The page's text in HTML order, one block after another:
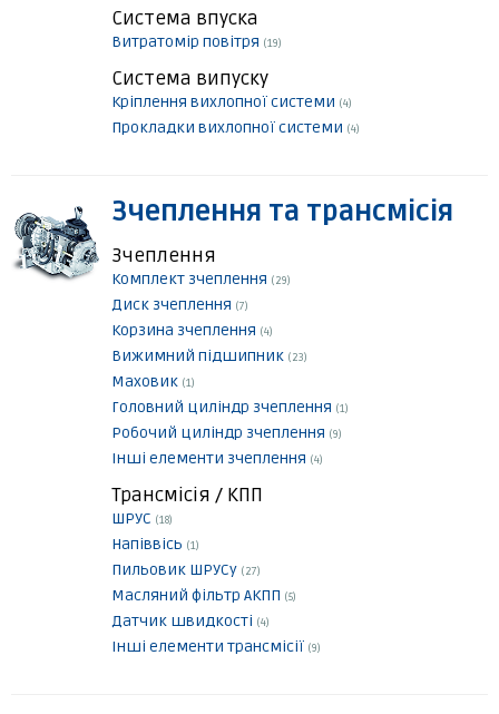
Система впуска
Витратомір повітря (19)
Система випуску
Кріплення вихлопної системи (4)
Прокладки вихлопної системи (4)
Зчеплення та трансмісія
Зчеплення
Комплект зчеплення (29)
Диск зчеплення (7)
Корзина зчеплення (4)
Вижимний підшипник (23)
Маховик (1)
Головний циліндр зчеплення (1)
Робочий циліндр зчеплення (9)
Інші елементи зчеплення (4)
Трансмісія / КПП
ШРУС (18)
Напіввісь (1)
Пильовик ШРУСу (27)
Масляний фільтр АКПП (5)
Датчик швидкості (4)
Інші елементи трансмісії (9)